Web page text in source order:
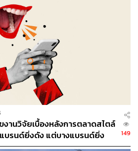
งานวิจัยเบื้องหลังการตลาดสไตล์
บรนด์ยิ่งดัง แต่บางแบรนด์ยิ่ง
149